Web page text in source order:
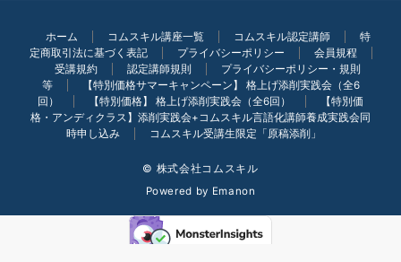
ホーム コムスキル講座一覧 コムスキル認定講師
特
定商取引法に基づく表記
プライバシーポリシー
会員規程
受講規約
認定講師規則
プライバシーポリシー・規則
等
【特別価格サマーキャンペーン】 格上げ添削実践会（全6
回）
【特別価格】 格上げ添削実践会（全6回）
【特別価
格・アンディクラス】添削実践会+コムスキル言語化講師養成実践会同
時申し込み
コムスキル受講生限定「原稿添削」
© 株式会社コムスキル
Powered by Emanon